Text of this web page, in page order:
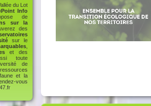
du Lot
Info
de
sur la
des
sur le
et des
toute
de
et la
vous